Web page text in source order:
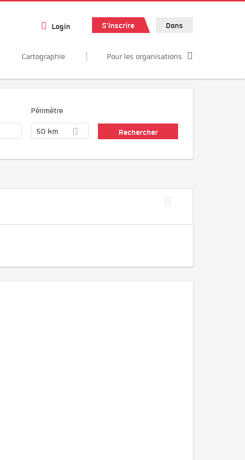
Login S'inscrire Dons
Cartographie Pour les organisations
Périmètre
50 km